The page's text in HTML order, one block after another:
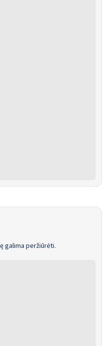
galima peržiūrėti.